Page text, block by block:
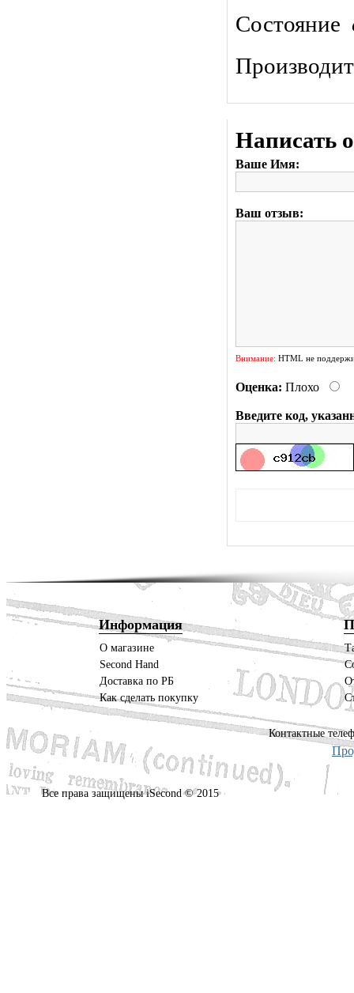
Состояние
Написать
Ваше Имя:
Ваш отзыв:
Внимание: HTML не
Оценка: Плохо
Введите код,
Информация
О магазине
Second Hand
Доставка по РБ
Как сделать покупку
Контактные
Все права защищены iSecond © 2015